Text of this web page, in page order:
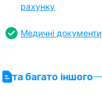
рахунку
Медичні документи
та багато іншого